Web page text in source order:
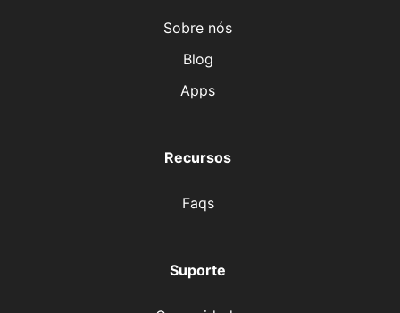
Sobre nós
Blog
Apps
Recursos
Faqs
Suporte